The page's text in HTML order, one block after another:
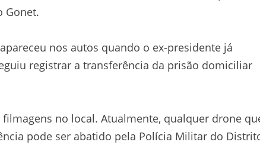
Gonet.
nos autos quando o ex-presidente já
registrar a transferência da prisão domiciliar
no local. Atualmente, qualquer drone
pode ser abatido pela Polícia Militar do